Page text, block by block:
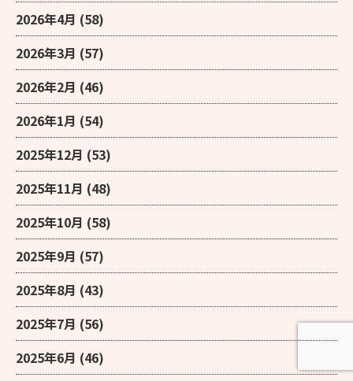
2026年4月 (58)
2026年3月 (57)
2026年2月 (46)
2026年1月 (54)
2025年12月 (53)
2025年11月 (48)
2025年10月 (58)
2025年9月 (57)
2025年8月 (43)
2025年7月 (56)
2025年6月 (46)